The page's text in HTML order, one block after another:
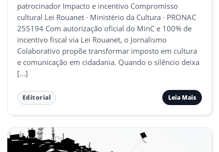
patrocinador Impacto e incentivo Compromisso
cultural Lei Rouanet · Ministério da Cultura · PRONAC
255194 Com autorização oficial do MinC e 100% de
incentivo fiscal via Lei Rouanet, o Jornalismo
Colaborativo propõe transformar imposto em cultura
e comunicação em cidadania. Quando o silêncio deixa
[…]
Editorial Leia Mais